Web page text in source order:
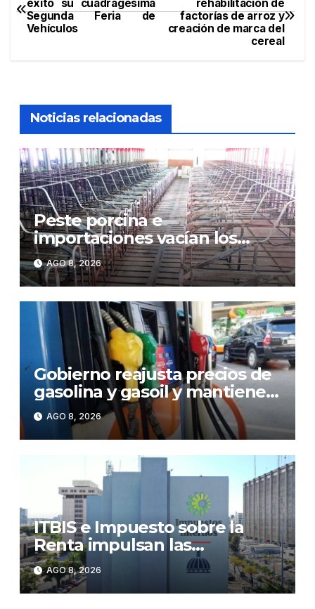
de
rehabilitación de
factorías de arroz y
creación de marca del
cereal
éxito su cuadragésima
Segunda Feria de
Vehículos
Noticias relacionadas
Peste porcina e
importaciones vacían los
corrales de Monte Adentro en
Licey
AGO 8, 2026
Gobierno reajusta precios de
gasolina y gasoil y mantiene
congelado el GLP
AGO 8, 2026
ITBIS e Impuesto sobre la
Renta impulsan las
recaudaciones de la DGII;
superan los RD$81,475
millones en julio
AGO 8, 2026